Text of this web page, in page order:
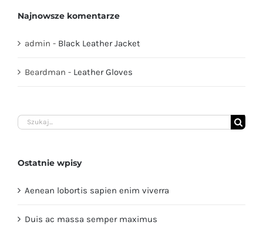
Najnowsze komentarze
admin - Black Leather Jacket
Beardman - Leather Gloves
Szukaj
Ostatnie wpisy
Aenean lobortis sapien enim viverra
Duis ac massa semper maximus